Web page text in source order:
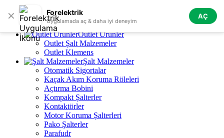
✕ Forelektrik
Uygulamada aç & daha iyi deneyim
AÇ
Skip to navigation Skip to main content
Tüm Kategoriler
Outlet Ürünler
Outlet Şalt Malzemeler
Outlet Klemens
Şalt Malzemeler
Otomatik Sigortalar
Kaçak Akım Koruma Röleleri
Açtırma Bobini
Kompakt Şalterler
Kontaktörler
Motor Koruma Şalterleri
Pako Şalterler
Parafudr